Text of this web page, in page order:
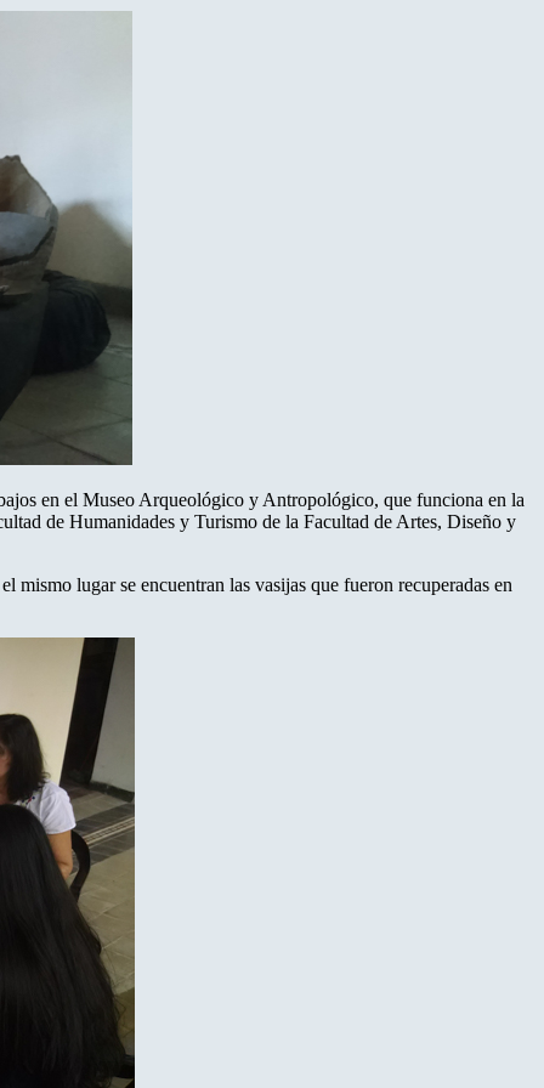
en el Museo Arqueológico y Antropológico, que funciona en la
de Humanidades y Turismo de la Facultad de Artes, Diseño y
lugar se encuentran las vasijas que fueron recuperadas en